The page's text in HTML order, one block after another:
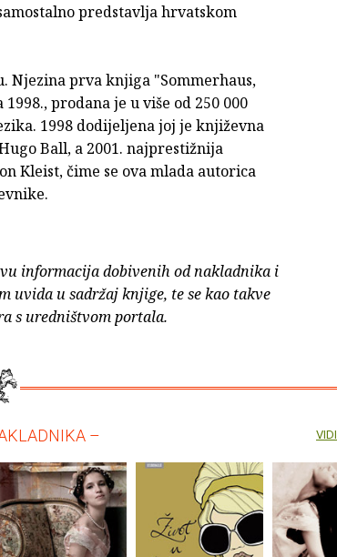
predstavlja hrvatskom
Njezina prva knjiga "Sommerhaus,
prodana je u više od 250 000
1998 dodijeljena joj je književna
Ball, a 2001. najprestižnija
Kleist, čime se ova mlada autorica
informacija dobivenih od nakladnika i
uvida u sadržaj knjige, te se kao takve
s uredništvom portala.
–